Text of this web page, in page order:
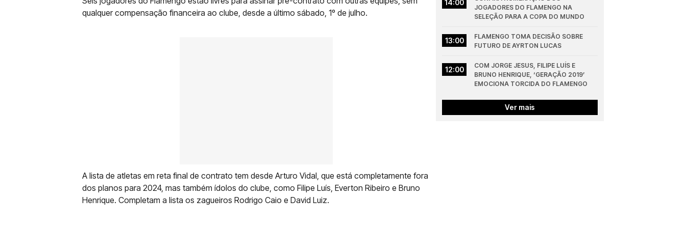
qualquer compensação financeira ao clube, desde a último sábado, 1º de julho.
A lista de atletas em reta final de contrato tem desde Arturo Vidal, que está completamente fora
dos planos para 2024, mas também ídolos do clube, como Filipe Luís, Everton Ribeiro e Bruno
Henrique. Completam a lista os zagueiros Rodrigo Caio e David Luiz.
14:00
JOGADORES DO FLAMENGO NA
SELEÇÃO PARA A COPA DO MUNDO
13:00
FLAMENGO TOMA DECISÃO SOBRE
FUTURO DE AYRTON LUCAS
12:00
COM JORGE JESUS, FILIPE LUÍS E
BRUNO HENRIQUE, ‘GERAÇÃO 2019’
EMOCIONA TORCIDA DO FLAMENGO
Ver mais